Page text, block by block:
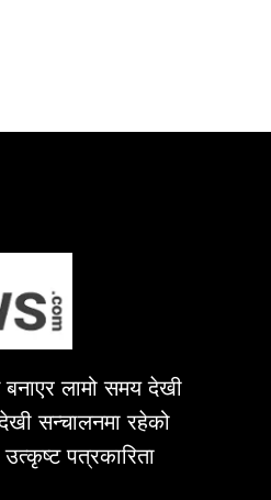
लामो समय देखी
सन्चालनमा रहेको
पत्रकारिता